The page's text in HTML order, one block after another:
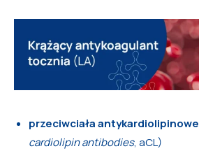
przeciwciała antykardiolipinowe
cardiolipin antibodies, aCL)